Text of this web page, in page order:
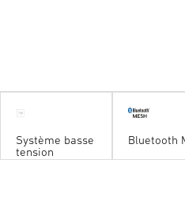
Système basse
tension
Bluetooth